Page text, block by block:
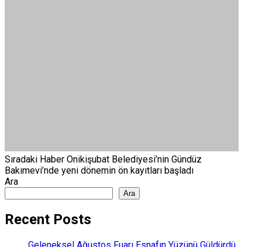
Sıradaki Haber Onikişubat Belediyesi’nin Gündüz
Bakımevi’nde yeni dönemin ön kayıtları başladı
Ara
Ara
Recent Posts